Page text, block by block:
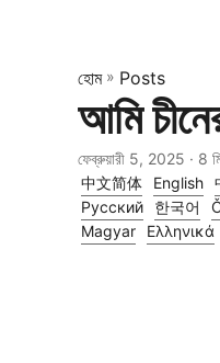
হোম» Posts
আমি
ফেব্রুয়ারী 5, 2025 · 8
中文简体
English
Русский
한국어
Magyar
Ελληνικά